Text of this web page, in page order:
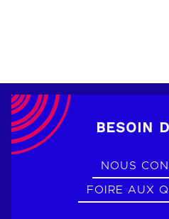
BESOIN
NOUS
FOIRE AUX